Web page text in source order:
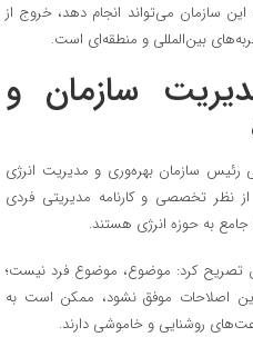
سازمان می‌تواند انجام دهد، خروج از
بین‌المللی و منطقه‌ای است.
سازمان و
رئیس سازمان بهره‌وری و مدیریت انرژی
نظر تخصصی و کارنامه مدیریتی فردی
جامع به حوزه انرژی هستند.
تصریح کرد: موضوع، موضوع فرد نیست؛
اصلاحات موفق نشود، ممکن است به
روشنایی و خاموشی دارند.